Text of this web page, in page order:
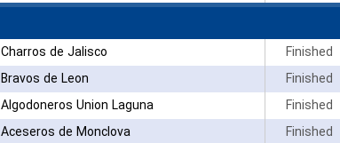
Charros de Jalisco Finished
Bravos de Leon Finished
Algodoneros Union Laguna Finished
Aceseros de Monclova Finished